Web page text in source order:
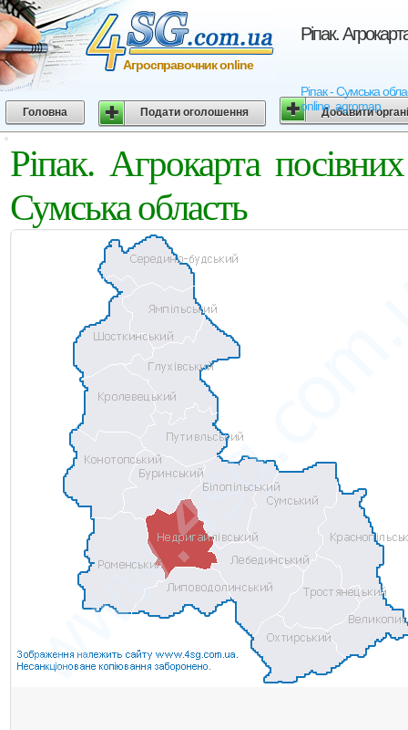
Ріпак.
Ріпак - Сумська
online, agromap
Агросправочник online
Головна Подати оголошення Добавити
Ріпак. Агрокарта
Сумська область